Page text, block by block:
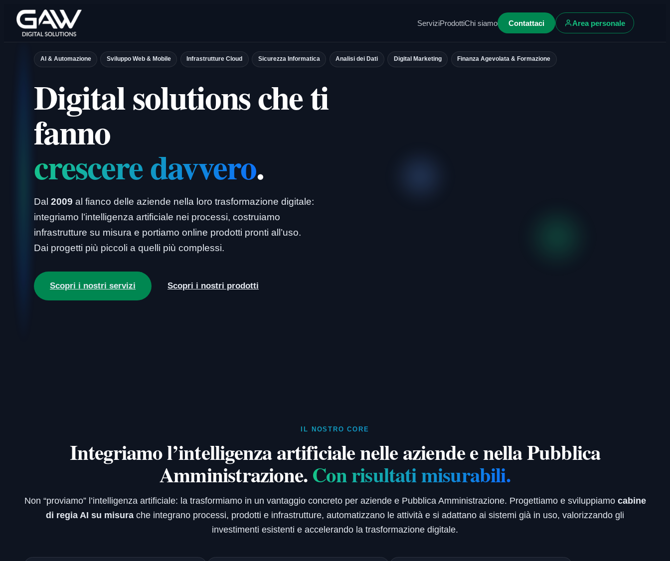
contenuto
ServiziProdottiChi siamo Contattaci Area personale
AI & Automazione Sviluppo Web & Mobile Infrastrutture Cloud Sicurezza Informatica Analisi dei Dati Digital Marketing Finanza Agevolata & Formazione
Digital solutions che ti
fanno
crescere davvero.
Dal 2009 al fianco delle aziende nella loro trasformazione digitale:
integriamo l’intelligenza artificiale nei processi, costruiamo
infrastrutture su misura e portiamo online prodotti pronti all’uso.
Dai progetti più piccoli a quelli più complessi.
Scopri i nostri servizi Scopri i nostri prodotti
IL NOSTRO CORE
Integriamo l’intelligenza artificiale nelle aziende e nella Pubblica
Amministrazione.Con risultati misurabili.
Non “proviamo” l’intelligenza artificiale: la trasformiamo in un vantaggio concreto per aziende e Pubblica Amministrazione. Progettiamo e sviluppiamo cabine
di regia AI su misura che integrano processi, prodotti e infrastrutture, automatizzano le attività e si adattano ai sistemi già in uso, valorizzando gli
investimenti esistenti e accelerando la trasformazione digitale.